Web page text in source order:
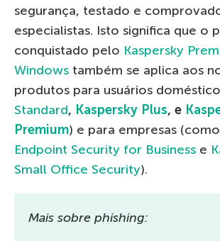
segurança, testado e
especialistas. Isto significa que o
conquistado pelo Kaspersky
Windows também se aplica aos
produtos para usuários
Standard, Kaspersky Plus, e
Premium) e para empresas (como
Endpoint Security for Business e
Small Office Security).
Mais sobre phishing: